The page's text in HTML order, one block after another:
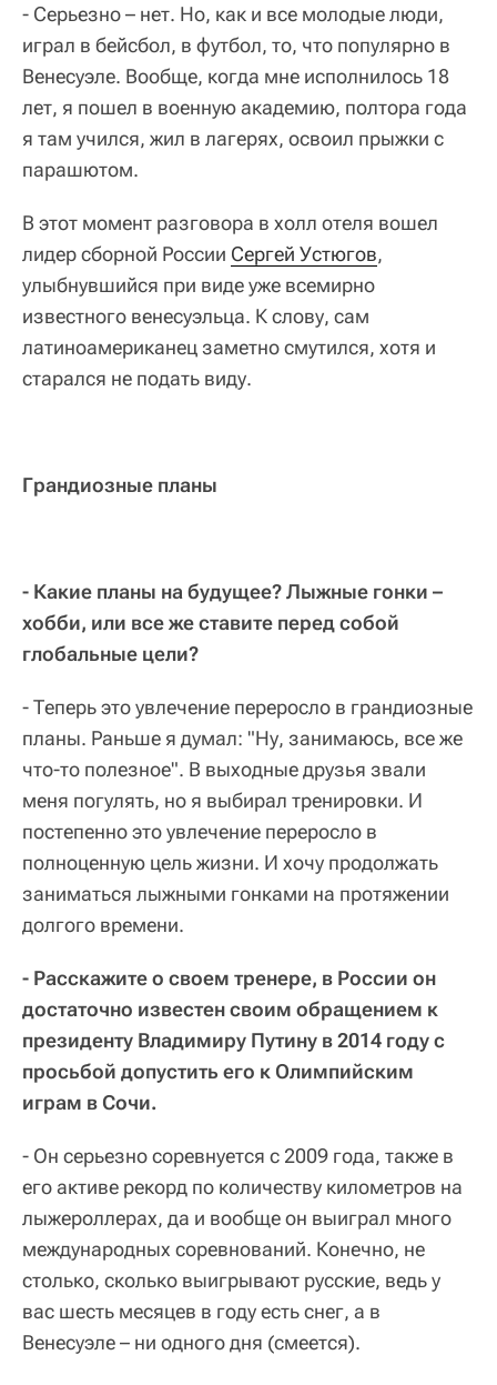
- Серьезно – нет. Но, как и все молодые люди,
играл в бейсбол, в футбол, то, что популярно в
Венесуэле. Вообще, когда мне исполнилось 18
лет, я пошел в военную академию, полтора года
я там учился, жил в лагерях, освоил прыжки с
парашютом.
В этот момент разговора в холл отеля вошел
лидер сборной России Сергей Устюгов,
улыбнувшийся при виде уже всемирно
известного венесуэльца. К слову, сам
латиноамериканец заметно смутился, хотя и
старался не подать виду.
Грандиозные планы
- Какие планы на будущее? Лыжные гонки –
хобби, или все же ставите перед собой
глобальные цели?
- Теперь это увлечение переросло в грандиозные
планы. Раньше я думал: "Ну, занимаюсь, все же
что-то полезное". В выходные друзья звали
меня погулять, но я выбирал тренировки. И
постепенно это увлечение переросло в
полноценную цель жизни. И хочу продолжать
заниматься лыжными гонками на протяжении
долгого времени.
- Расскажите о своем тренере, в России он
достаточно известен своим обращением к
президенту Владимиру Путину в 2014 году с
просьбой допустить его к Олимпийским
играм в Сочи.
- Он серьезно соревнуется с 2009 года, также в
его активе рекорд по количеству километров на
лыжероллерах, да и вообще он выиграл много
международных соревнований. Конечно, не
столько, сколько выигрывают русские, ведь у
вас шесть месяцев в году есть снег, а в
Венесуэле – ни одного дня (смеется).